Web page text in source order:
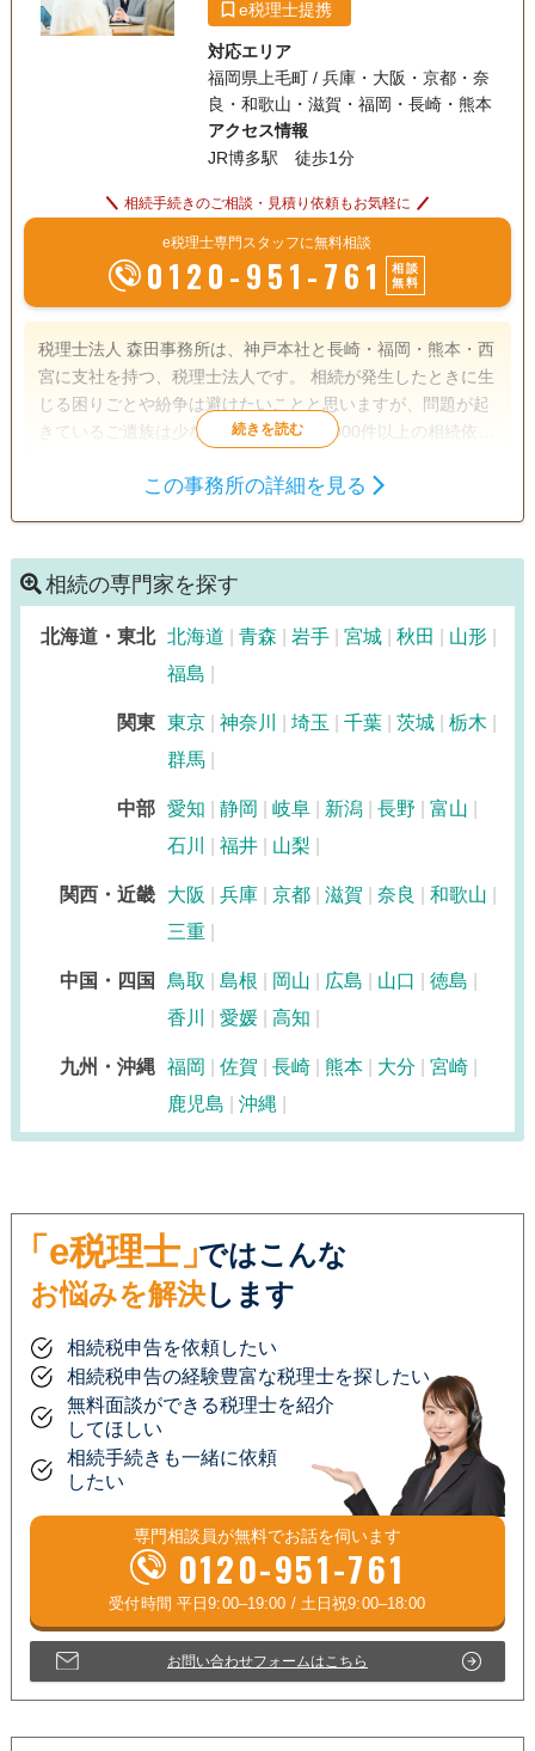
e税理士提携
対応エリア
福岡県上毛町 / 兵庫・大阪・京都・奈
良・和歌山・滋賀・福岡・長崎・熊本
アクセス情報
JR博多駅 徒歩1分
相続手続きのご相談・見積り依頼もお気軽に
e税理士専門スタッフに無料相談
0120-951-761
相談
無料
税理士法人 森田事務所は、神戸本社と長崎・福岡・熊本・西
宮に支社を持つ、税理士法人です。 相続が発生したときに生
じる困りごとや紛争は避けたいことと思いますが、問題が起
きているご遺族は少なくありません。1000件以上の相続依頼
く【笑顔相続】になるよう、誠心誠意サポートさせていただ
生前贈与
訪問可 初回相談無料 事務所面談可
この事務所の詳細を見る
相続の専門家を探す
北海道・東北 北海道 青森 岩手 宮城 秋田
山形
福島
関東 東京 神奈川 埼玉 千葉 茨城
栃木
群馬
中部 愛知 静岡 岐阜 新潟 長野
富山
石川
福井 山梨
関西・近畿 大阪 兵庫 京都 滋賀 奈良
和歌山
三重
中国・四国 鳥取 島根 岡山 広島 山口
徳島
香川
愛媛 高知
九州・沖縄 福岡 佐賀 長崎 熊本 大分
宮崎
鹿児島
沖縄
「e税理士」ではこんな
お悩みを解決します
相続税申告を依頼したい
相続税申告の経験豊富な税理士を探したい
無料面談ができる税理士を紹介
してほしい
相続手続きも一緒に依頼
したい
専門相談員が無料でお話を伺います
0120-951-761
お問い合わせフォームはこちら